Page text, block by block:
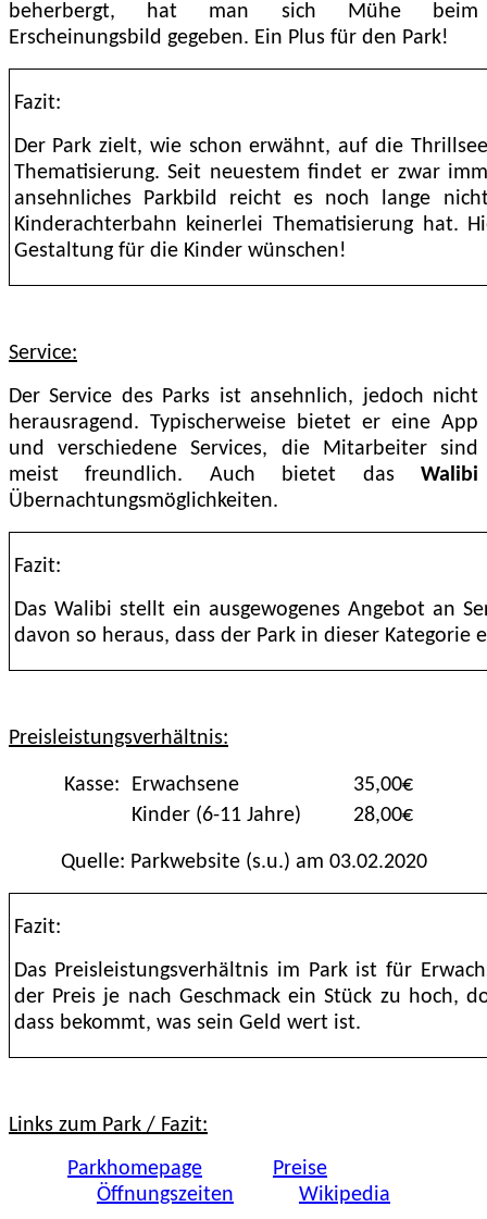
beherbergt, hat man sich Mühe beim
Erscheinungsbild gegeben. Ein Plus für den Park!
Fazit:
Der Park zielt, wie schon erwähnt, auf die
Thematisierung. Seit neuestem findet er zwar
ansehnliches Parkbild reicht es noch lange
Kinderachterbahn keinerlei Thematisierung hat.
Gestaltung für die Kinder wünschen!
Service:
Der Service des Parks ist ansehnlich, jedoch nicht
herausragend. Typischerweise bietet er eine App
und verschiedene Services, die Mitarbeiter sind
meist freundlich. Auch bietet das Walibi
Übernachtungsmöglichkeiten.
Fazit:
Das Walibi stellt ein ausgewogenes Angebot an
davon so heraus, dass der Park in dieser
Preisleistungsverhältnis:
Kasse: Erwachsene
35,00€
Kinder (6-11 Jahre)
28,00€
Quelle: Parkwebsite (s.u.) am 03.02.2020
Fazit:
Das Preisleistungsverhältnis im Park ist für
der Preis je nach Geschmack ein Stück zu hoch,
dass bekommt, was sein Geld wert ist.
Links zum Park / Fazit:
Parkhomepage
Preise
Öffnungszeiten
Wikipedia